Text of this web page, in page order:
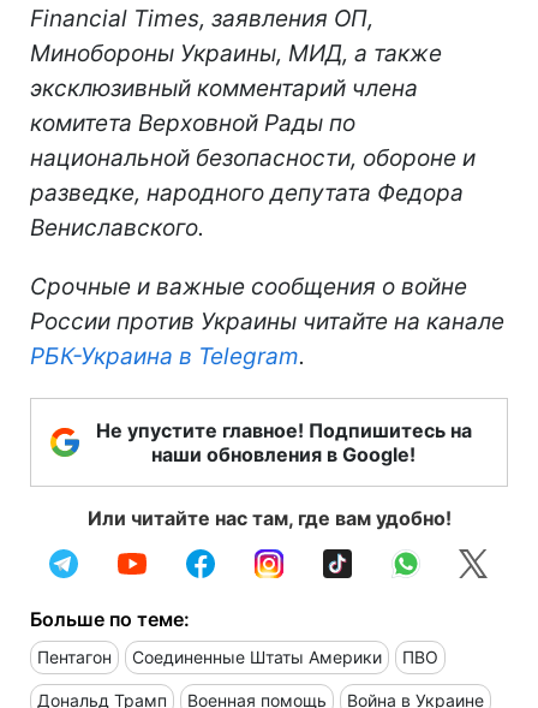
Financial Times, заявления ОП,
Минобороны Украины, МИД, а также
эксклюзивный комментарий члена
комитета Верховной Рады по
национальной безопасности, обороне и
разведке, народного депутата Федора
Вениславского.
Срочные и важные сообщения о войне
России против Украины читайте на канале
РБК-Украина в Telegram.
Не упустите главное! Подпишитесь на
наши обновления в Google!
Или читайте нас там, где вам удобно!
Больше по теме:
Пентагон Соединенные Штаты Америки ПВО
Дональд Трамп Военная помощь Война в Украине